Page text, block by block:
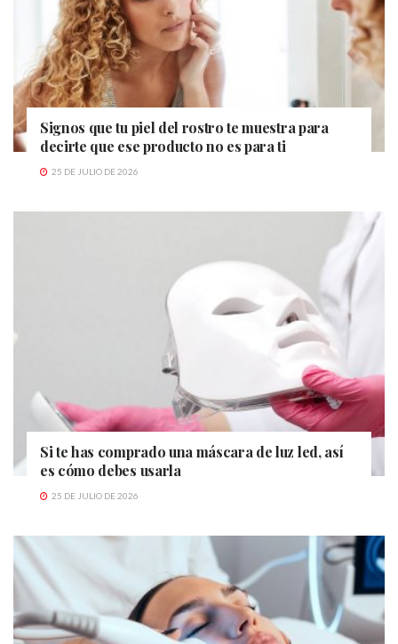
Signos que tu piel del rostro te muestra para
decirte que ese producto no es para ti
25 DE JULIO DE 2026
Si te has comprado una máscara de luz led, así
es cómo debes usarla
25 DE JULIO DE 2026